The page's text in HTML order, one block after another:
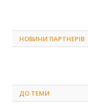
НОВИНИ ПАРТНЕРІВ
ДО ТЕМИ